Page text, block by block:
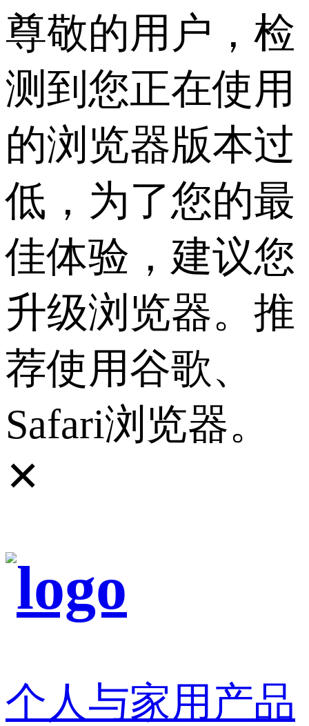
尊敬的用户，检
测到您正在使用
的浏览器版本过
低，为了您的最
佳体验，建议您
升级浏览器。推
荐使用谷歌、
Safari浏览器。
✕
个人与家用产品